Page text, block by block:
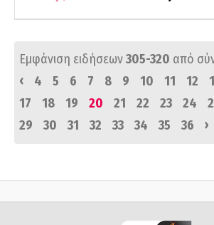
Εμφάνιση ειδήσεων305-320 από
‹
4 5 6 7 8 9 10 11 12
17
18 19 20 21 22 23 24
29
30 31 32 33 34 35 36 ›